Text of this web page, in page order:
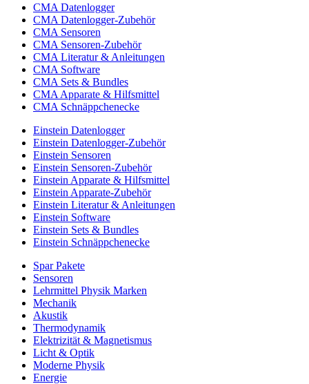
CMA Datenlogger
CMA Datenlogger-Zubehör
CMA Sensoren
CMA Sensoren-Zubehör
CMA Literatur & Anleitungen
CMA Software
CMA Sets & Bundles
CMA Apparate & Hilfsmittel
CMA Schnäppchenecke
Einstein Datenlogger
Einstein Datenlogger-Zubehör
Einstein Sensoren
Einstein Sensoren-Zubehör
Einstein Apparate & Hilfsmittel
Einstein Apparate-Zubehör
Einstein Literatur & Anleitungen
Einstein Software
Einstein Sets & Bundles
Einstein Schnäppchenecke
Spar Pakete
Sensoren
Lehrmittel Physik Marken
Mechanik
Akustik
Thermodynamik
Elektrizität & Magnetismus
Licht & Optik
Moderne Physik
Energie